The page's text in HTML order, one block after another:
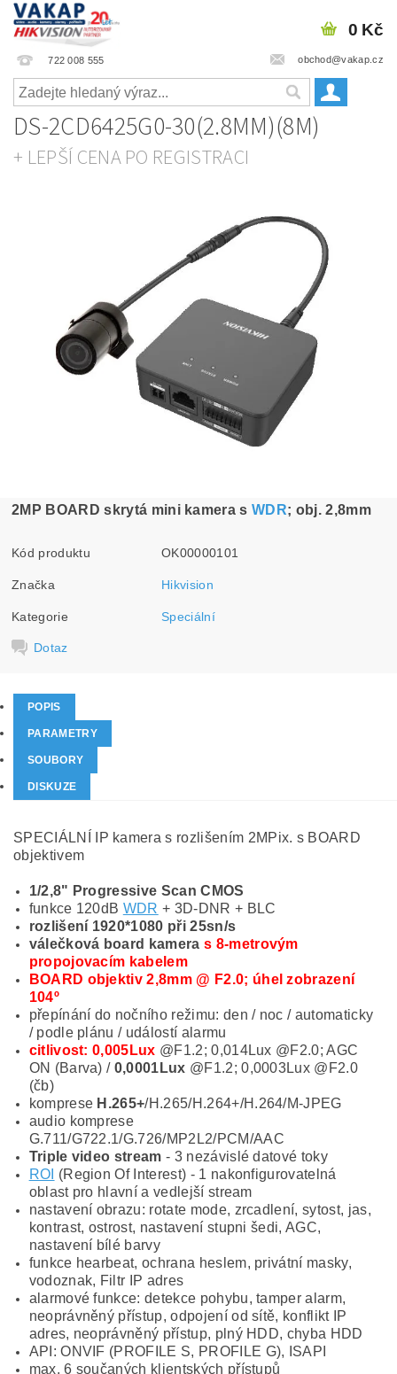
722 008 555 obchod@vakap.cz
0 Kč
DS-2CD6425G0-30(2.8MM)(8M)
+ LEPŠÍ CENA PO REGISTRACI
2MP BOARD skrytá mini kamera sWDR; obj. 2,8mm
Kód produktu OK00000101
Značka Hikvision
Kategorie Speciální
Dotaz
POPIS
PARAMETRY
SOUBORY
DISKUZE
SPECIÁLNÍ IP kamera s rozlišením 2MPix. s BOARD
objektivem
1/2,8" Progressive Scan CMOS
funkce 120dB WDR + 3D-DNR + BLC
rozlišení 1920*1080 při 25sn/s
válečková board kamera s 8-metrovým
propojovacím kabelem
BOARD objektiv 2,8mm @ F2.0; úhel zobrazení
104º
přepínání do nočního režimu: den / noc / automaticky
/ podle plánu / událostí alarmu
citlivost: 0,005Lux @F1.2; 0,014Lux @F2.0; AGC
ON (Barva) / 0,0001Lux @F1.2; 0,0003Lux @F2.0
(čb)
komprese H.265+/H.265/H.264+/H.264/M-JPEG
audio komprese
G.711/G722.1/G.726/MP2L2/PCM/AAC
Triple video stream - 3 nezávislé datové toky
ROI (Region Of Interest) - 1 nakonfigurovatelná
oblast pro hlavní a vedlejší stream
nastavení obrazu: rotate mode, zrcadlení, sytost, jas,
kontrast, ostrost, nastavení stupni šedi, AGC,
nastavení bílé barvy
funkce hearbeat, ochrana heslem, privátní masky,
vodoznak, Filtr IP adres
alarmové funkce: detekce pohybu, tamper alarm,
neoprávněný přístup, odpojení od sítě, konflikt IP
adres, neoprávněný přístup, plný HDD, chyba HDD
API: ONVIF (PROFILE S, PROFILE G), ISAPI
max. 6 součaných klientských přístupů